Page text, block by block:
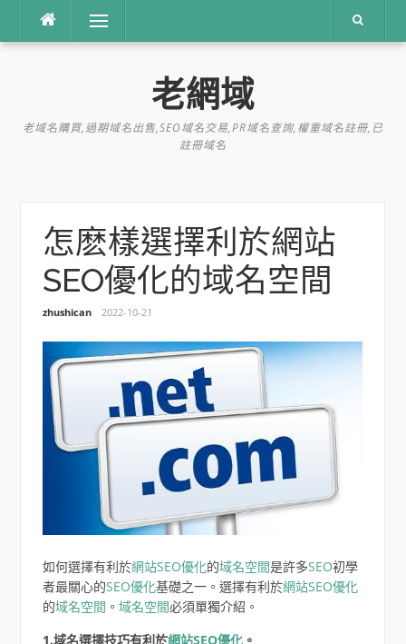
內
選單
老網域
老域名購買,過期域名出售,SEO域名交易,PR域名查詢,權重域名註冊,已
註冊域名
怎麽樣選擇利於網站
SEO優化的域名空間
zhushican 2022-10-21
如何選擇有利於網站SEO優化的域名空間是許多SEO初學
者最關心的SEO優化基礎之一。選擇有利於網站SEO優化
的域名空間 。 域名空間必須單獨介紹。
1.域名選擇技巧有利於網站SEO優化。